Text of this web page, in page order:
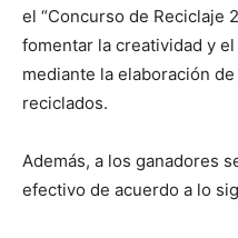
el “Concurso de Reciclaje
fomentar la creatividad y
mediante la elaboración
reciclados.
Además, a los ganadores
efectivo de acuerdo a lo